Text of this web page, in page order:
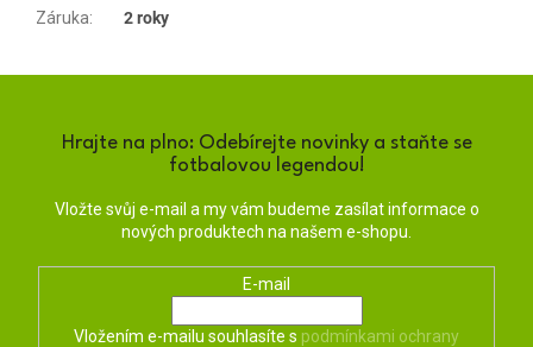
Záruka: 2 roky
Hrajte na plno: Odebírejte novinky a staňte se
fotbalovou legendou!
Vložte svůj e-mail a my vám budeme zasílat informace o
nových produktech na našem e-shopu.
E-mail
Vložením e-mailu souhlasíte s podmínkami ochrany